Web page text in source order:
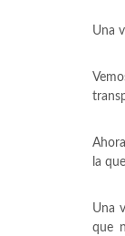
Una
la
Una
que